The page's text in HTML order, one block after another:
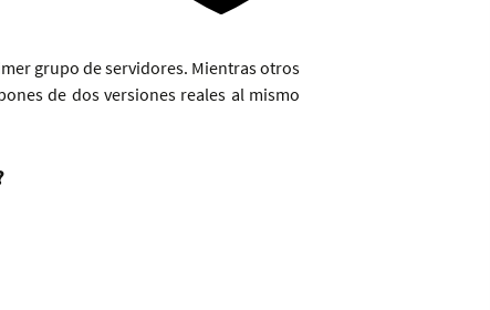
grupo de servidores. Mientras otros
de dos versiones reales al mismo